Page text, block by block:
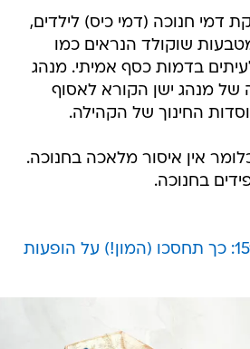
דמי חנוכה (דמי כיס) לילדים,
שוקולד הנראים כמו
בדמות כסף אמיתי. מנהג
של מנהג ישן הקורא לאסוף
החינוך של הקהילה.
אין איסור מלאכה בחנוכה.
בחנוכה.
39 שקלים במקום 159: כך תחסכו (המון!) על הופעות